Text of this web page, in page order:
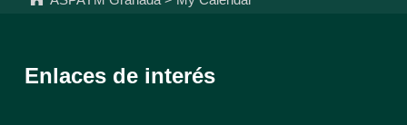
Enlaces de interés